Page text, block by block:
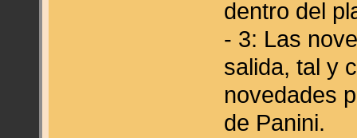
dentro del
- 3: Las
salida, tal y
novedades
de Panini.